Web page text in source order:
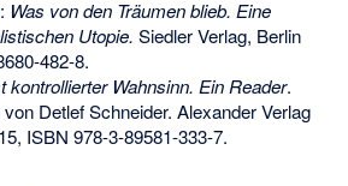
: Was von den Träumen blieb. Eine
Utopie. Siedler Verlag, Berlin
482-8.
kontrollierter Wahnsinn. Ein Reader.
Detlef Schneider. Alexander Verlag
ISBN 978-3-89581-333-7.